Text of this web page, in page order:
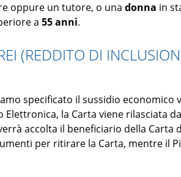
oppure un tutore, o unadonna in
a 55 anni.
(REDDITO DI
specificato il sussidio economico
Elettronica, la Carta viene rilasciata
accolta il beneficiario della Carta
per ritirare la Carta, mentre il